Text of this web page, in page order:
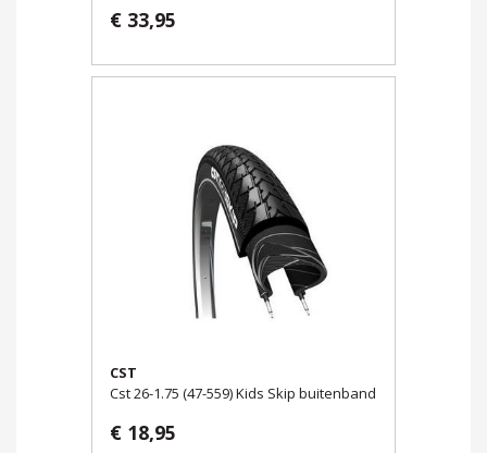
€ 33,95
CST
Cst 26-1.75 (47-559) Kids Skip buitenband
€ 18,95